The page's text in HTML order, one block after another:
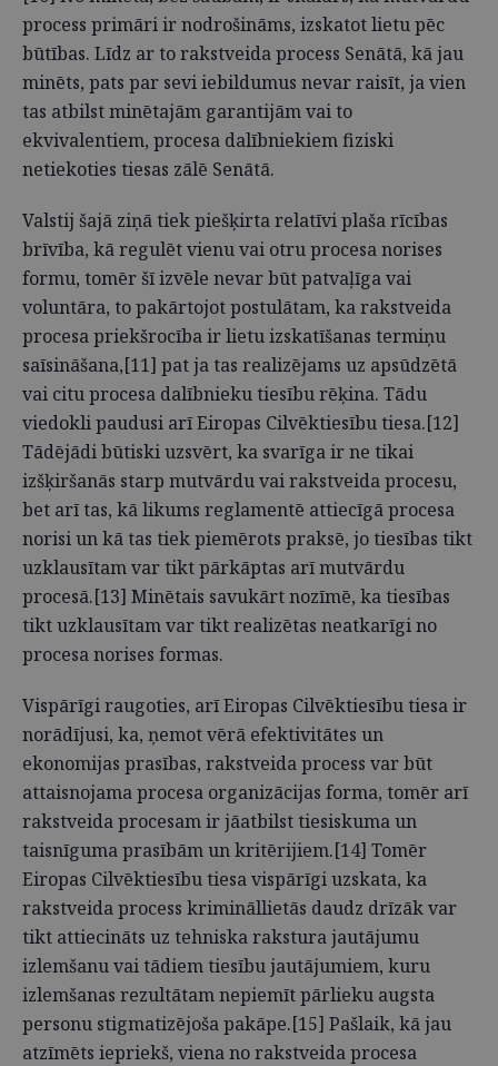
process primāri ir nodrošināms, izskatot lietu pēc
būtības. Līdz ar to rakstveida process Senātā, kā jau
minēts, pats par sevi iebildumus nevar raisīt, ja vien
tas atbilst minētajām garantijām vai to
ekvivalentiem, procesa dalībniekiem fiziski
netiekoties tiesas zālē Senātā.
Valstij šajā ziņā tiek piešķirta relatīvi plaša rīcības
brīvība, kā regulēt vienu vai otru procesa norises
formu, tomēr šī izvēle nevar būt patvaļīga vai
voluntāra, to pakārtojot postulātam, ka rakstveida
procesa priekšrocība ir lietu izskatīšanas termiņu
saīsināšana,[11] pat ja tas realizējams uz apsūdzētā
vai citu procesa dalībnieku tiesību rēķina. Tādu
viedokli paudusi arī Eiropas Cilvēktiesību tiesa.[12]
Tādējādi būtiski uzsvērt, ka svarīga ir ne tikai
izšķiršanās starp mutvārdu vai rakstveida procesu,
bet arī tas, kā likums reglamentē attiecīgā procesa
norisi un kā tas tiek piemērots praksē, jo tiesības tikt
uzklausītam var tikt pārkāptas arī mutvārdu
procesā.[13] Minētais savukārt nozīmē, ka tiesības
tikt uzklausītam var tikt realizētas neatkarīgi no
procesa norises formas.
Vispārīgi raugoties, arī Eiropas Cilvēktiesību tiesa ir
norādījusi, ka, ņemot vērā efektivitātes un
ekonomijas prasības, rakstveida process var būt
attaisnojama procesa organizācijas forma, tomēr arī
rakstveida procesam ir jāatbilst tiesiskuma un
taisnīguma prasībām un kritērijiem.[14] Tomēr
Eiropas Cilvēktiesību tiesa vispārīgi uzskata, ka
rakstveida process krimināllietās daudz drīzāk var
tikt attiecināts uz tehniska rakstura jautājumu
izlemšanu vai tādiem tiesību jautājumiem, kuru
izlemšanas rezultātam nepiemīt pārlieku augsta
personu stigmatizējoša pakāpe.[15] Pašlaik, kā jau
atzīmēts iepriekš, viena no rakstveida procesa